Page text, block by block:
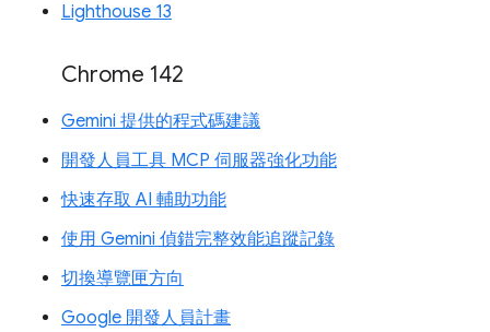
Lighthouse 13
Chrome 142
Gemini 提供的程式碼建議
開發人員工具 MCP 伺服器強化功能
快速存取 AI 輔助功能
使用 Gemini 偵錯完整效能追蹤記錄
切換導覽匣方向
Google 開發人員計畫